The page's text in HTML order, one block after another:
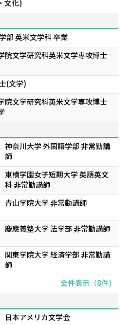
文化)
部 英米文学科 卒業
院文学研究科英米文学専攻博士
(文学)
院文学研究科英米文学専攻博士
神奈川大学 外国語学部 非常勤講
師
東横学園女子短期大学 英語英文
科 非常勤講師
青山学院大学 非常勤講師
慶應義塾大学 法学部 非常勤講師
関東学院大学 経済学部 非常勤講
師
全件表示（8件）
日本アメリカ文学会